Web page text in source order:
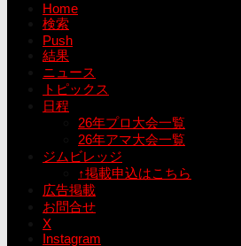
Home
検索
Push
結果
ニュース
トピックス
日程
26年プロ大会一覧
26年アマ大会一覧
ジムビレッジ
↑掲載申込はこちら
広告掲載
お問合せ
X
Instagram